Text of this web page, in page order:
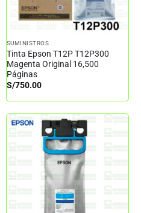
SUMINISTROS
Tinta Epson T12P T12P300
Magenta Original 16,500
Páginas
S/750.00